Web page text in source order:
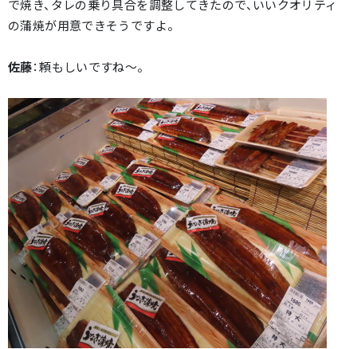
で焼き、タレの乗り具合を調整してきたので、いいクオリティ
の蒲焼が用意できそうですよ。
佐藤：頼もしいですね～。